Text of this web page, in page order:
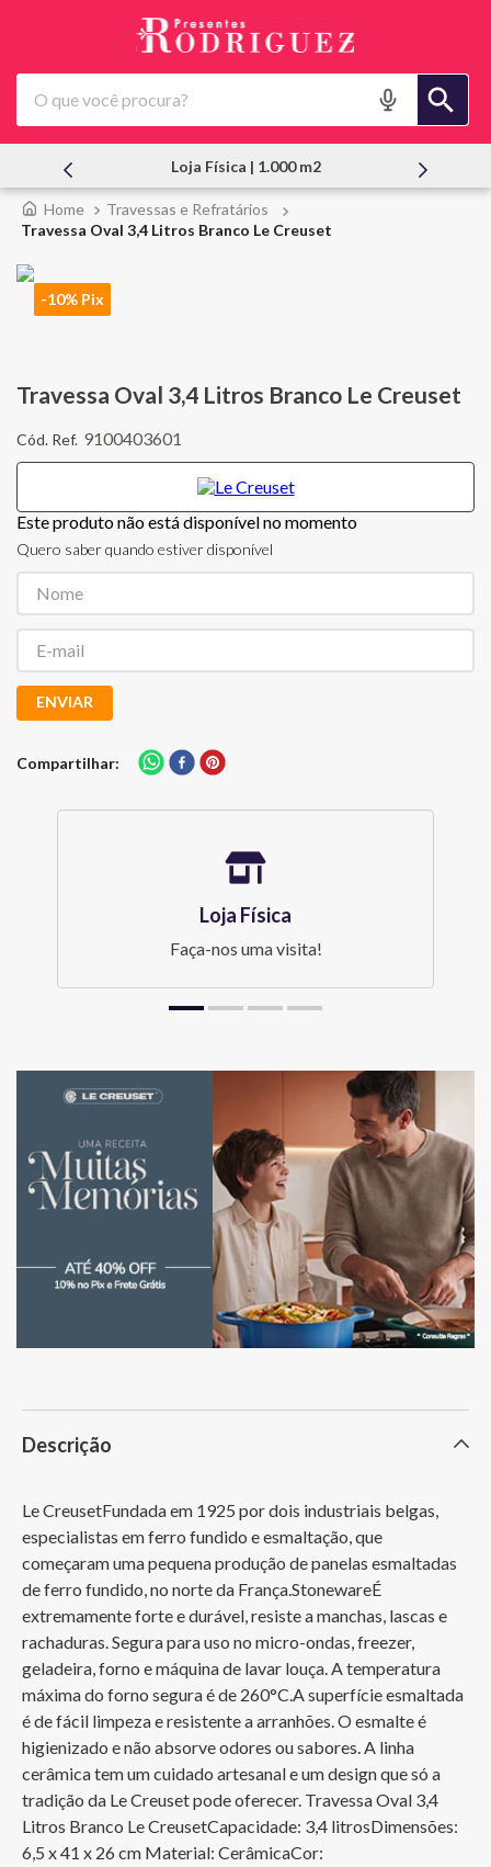
O que você procura?
Loja Física | 1.000 m2
Travessas e Refratários
Travessa Oval 3,4 Litros Branco Le Creuset
-10% Pix
Travessa Oval 3,4 Litros Branco Le Creuset
9100403601
Este produto não está disponível no momento
Quero saber quando estiver disponível
ENVIAR
Compartilhar
Loja Física
Faça-nos uma visita!
Descrição
Le CreusetFundada em 1925 por dois industriais belgas,
especialistas em ferro fundido e esmaltação, que
começaram uma pequena produção de panelas esmaltadas
de ferro fundido, no norte da França.StonewareÉ
extremamente forte e durável, resiste a manchas, lascas e
rachaduras. Segura para uso no micro-ondas, freezer,
geladeira, forno e máquina de lavar louça. A temperatura
máxima do forno segura é de 260°C.A superfície esmaltada
é de fácil limpeza e resistente a arranhões. O esmalte é
higienizado e não absorve odores ou sabores. A linha
cerâmica tem um cuidado artesanal e um design que só a
tradição da Le Creuset pode oferecer. Travessa Oval 3,4
Litros Branco Le CreusetCapacidade: 3,4 litrosDimensões:
6,5 x 41 x 26 cm Material: CerâmicaCor: